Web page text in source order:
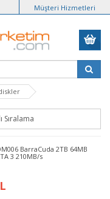
Müşteri Hizmetleri
BarraCuda 2TB 64MB
3 210MB/s